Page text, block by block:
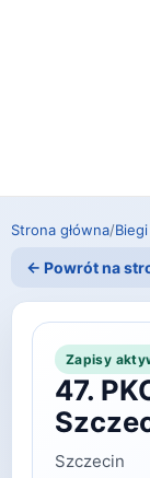
Strona główna/
← Powrót na
Zapisy
47.
Szczecin